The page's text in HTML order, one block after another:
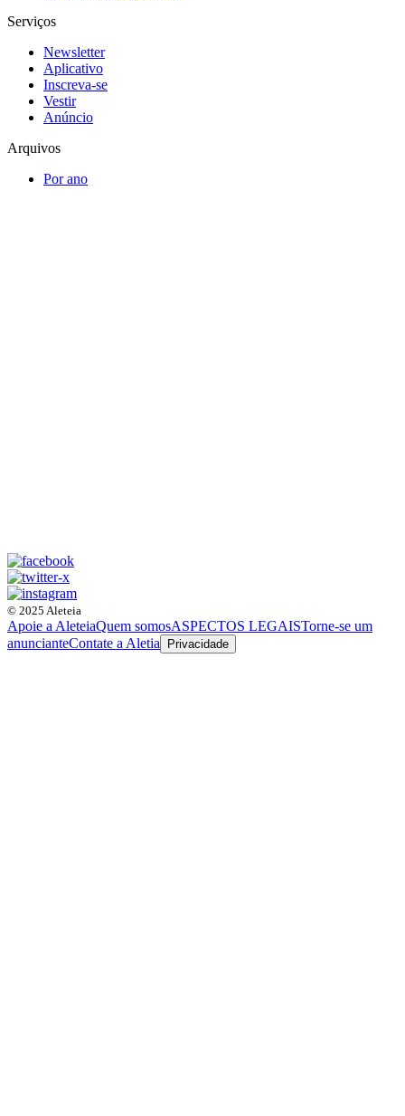
Serviços
Newsletter
Aplicativo
Inscreva-se
Vestir
Anúncio
Arquivos
Por ano
© 2025 Aleteia
Apoie a AleteiaQuem somosASPECTOS LEGAISTorne-se um
anuncianteContate a Aletia Privacidade